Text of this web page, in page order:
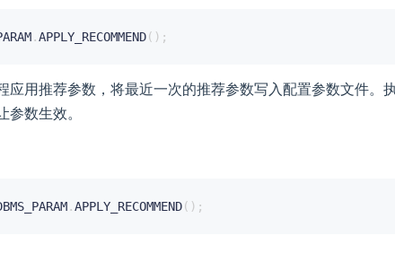
.APPLY_RECOMMEND( ) ;
应用推荐参数，将最近一次的推荐参数写入配置参数文件。
参数生效。
.APPLY_RECOMMEND( ) ;